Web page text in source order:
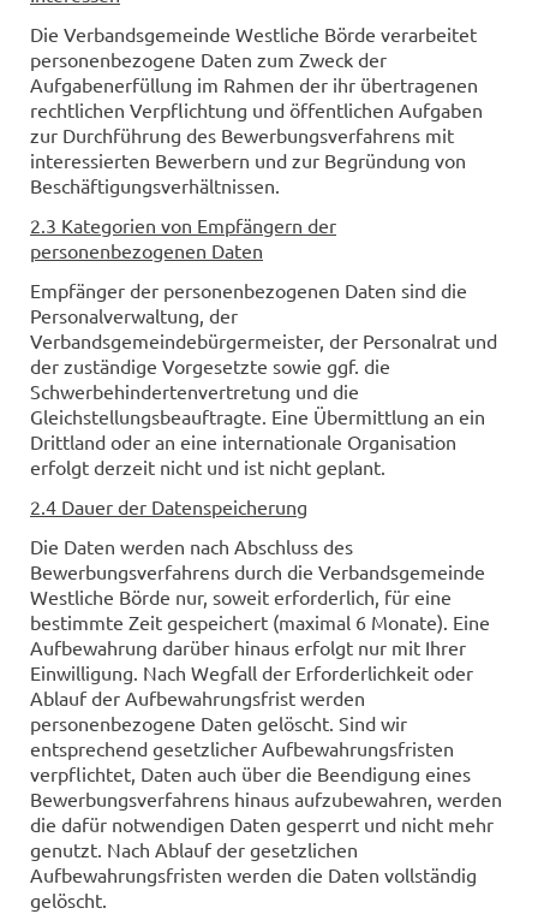
Die Verbandsgemeinde Westliche Börde verarbeitet
personenbezogene Daten zum Zweck der
Aufgabenerfüllung im Rahmen der ihr übertragenen
rechtlichen Verpflichtung und öffentlichen Aufgaben
zur Durchführung des Bewerbungsverfahrens mit
interessierten Bewerbern und zur Begründung von
Beschäftigungsverhältnissen.
2.3 Kategorien von Empfängern der
personenbezogenen Daten
Empfänger der personenbezogenen Daten sind die
Personalverwaltung, der
Verbandsgemeindebürgermeister, der Personalrat und
der zuständige Vorgesetzte sowie ggf. die
Schwerbehindertenvertretung und die
Gleichstellungsbeauftragte. Eine Übermittlung an ein
Drittland oder an eine internationale Organisation
erfolgt derzeit nicht und ist nicht geplant.
2.4 Dauer der Datenspeicherung
Die Daten werden nach Abschluss des
Bewerbungsverfahrens durch die Verbandsgemeinde
Westliche Börde nur, soweit erforderlich, für eine
bestimmte Zeit gespeichert (maximal 6 Monate). Eine
Aufbewahrung darüber hinaus erfolgt nur mit Ihrer
Einwilligung. Nach Wegfall der Erforderlichkeit oder
Ablauf der Aufbewahrungsfrist werden
personenbezogene Daten gelöscht. Sind wir
entsprechend gesetzlicher Aufbewahrungsfristen
verpflichtet, Daten auch über die Beendigung eines
Bewerbungsverfahrens hinaus aufzubewahren, werden
die dafür notwendigen Daten gesperrt und nicht mehr
genutzt. Nach Ablauf der gesetzlichen
Aufbewahrungsfristen werden die Daten vollständig
gelöscht.